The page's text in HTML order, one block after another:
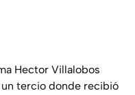
Hector Villalobos
tercio donde recibió